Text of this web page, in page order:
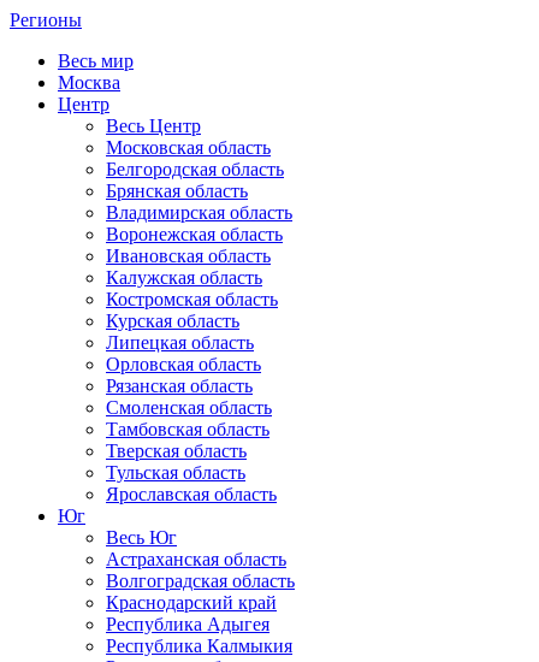
Регионы
Весь мир
Москва
Центр
Весь Центр
Московская область
Белгородская область
Брянская область
Владимирская область
Воронежская область
Ивановская область
Калужская область
Костромская область
Курская область
Липецкая область
Орловская область
Рязанская область
Смоленская область
Тамбовская область
Тверская область
Тульская область
Ярославская область
Юг
Весь Юг
Астраханская область
Волгоградская область
Краснодарский край
Республика Адыгея
Республика Калмыкия